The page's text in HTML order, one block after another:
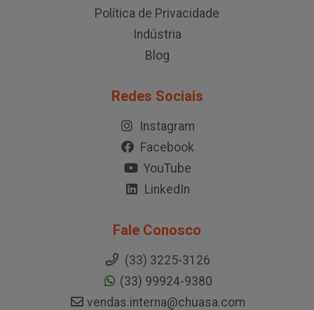
Política de Privacidade
Indústria
Blog
Redes Sociais
Instagram
Facebook
YouTube
LinkedIn
Fale Conosco
(33) 3225-3126
(33) 99924-9380
vendas.interna@chuasa.com